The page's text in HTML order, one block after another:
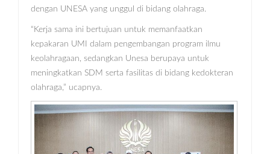
dengan UNESA yang unggul di bidang olahraga.
“Kerja sama ini bertujuan untuk memanfaatkan
kepakaran UMI dalam pengembangan program ilmu
keolahragaan, sedangkan Unesa berupaya untuk
meningkatkan SDM serta fasilitas di bidang kedokteran
olahraga,” ucapnya.